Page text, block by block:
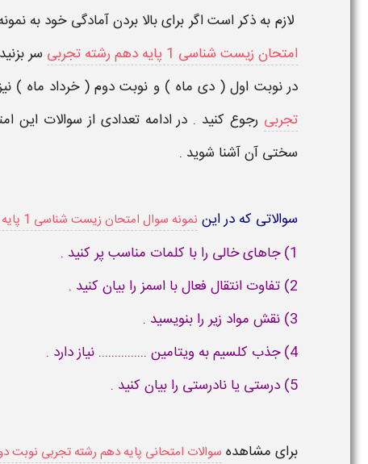
لازم به ذکر است اگر برای بالا بردن آمادگی خود به
امتحان زیست شناسی 1 پایه دهم رشته تجربی
سر
در نوبت اول ( دی ماه ) و نوبت دوم ( خرداد ماه )
تجربی
سختی آن آشنا شوید .
سوالاتی که در این نمونه سوال امتحان زیست شناسی 1 پایه دهم رشته تجربی نوبت دوم
1) جاهای خالی را با کلمات مناسب پر کنید .
2) تفاوت انتقال فعال با اسمز را بیان کنید .
3) نقش مواد زیر را بنویسید .
4) جذب کلسیم به ویتامین ............... نیاز دارد .
5) درستی یا نادرستی را بیان کنید .
برای مشاهده سوالات امتحانی پایه دهم رشته تجربی نوبت